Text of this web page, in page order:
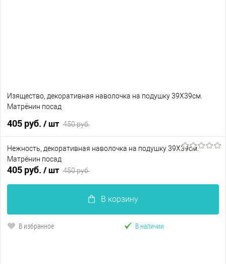
Изящество, декоративная наволочка на подушку 39Х39см.
Матрёнин посад
405 руб. / шт 450 руб.
В корзину
Нежность, декоративная наволочка на подушку 39Х39см.
Матрёнин посад
405 руб. / шт 450 руб.
В корзину
В избранное В наличии